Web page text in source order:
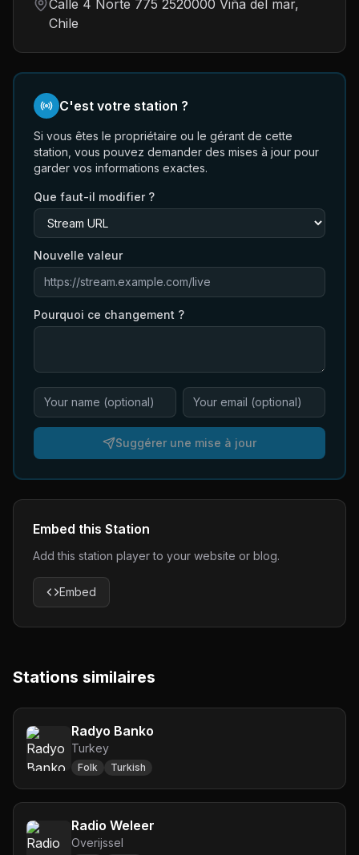
Calle 4 Norte 775 2520000 Viña del mar,
Chile
C'est votre station ?
Si vous êtes le propriétaire ou le gérant de cette
station, vous pouvez demander des mises à jour pour
garder vos informations exactes.
Que faut-il modifier ?
Nouvelle valeur
Pourquoi ce changement ?
Suggérer une mise à jour
Embed this Station
Add this station player to your website or blog.
Embed
Stations similaires
Radyo Banko
Turkey
Folk Turkish
Radio Weleer
Overijssel